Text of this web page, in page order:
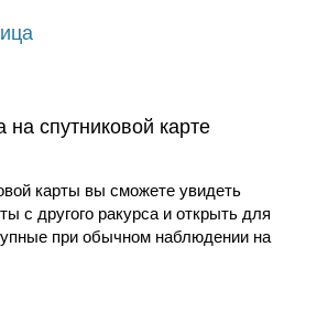
на спутниковой карте
карты вы сможете увидеть
с другого ракурса и открыть для
при обычном наблюдении на